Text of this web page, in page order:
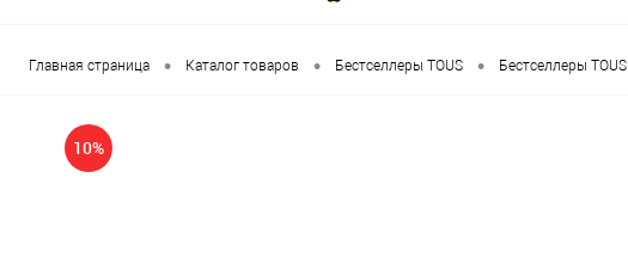
Главная страница • Каталог товаров • Бестселлеры TOUS • Бестселлеры TOUS
10%